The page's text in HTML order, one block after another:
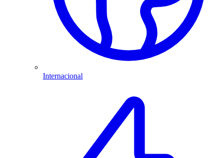
Internacional